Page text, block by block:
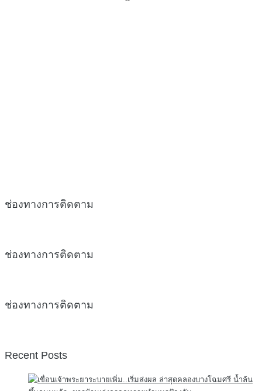
ช่องทางการติดตาม
ช่องทางการติดตาม
ช่องทางการติดตาม
Recent Posts